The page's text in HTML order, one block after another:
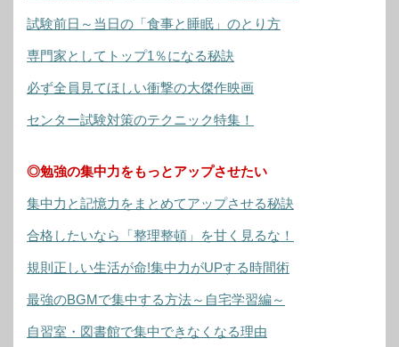
試験前日～当日の「食事と睡眠」のとり方
専門家としてトップ1％になる秘訣
必ず全員見てほしい衝撃の大傑作映画
センター試験対策のテクニック特集！
◎勉強の集中力をもっとアップさせたい
集中力と記憶力をまとめてアップさせる秘訣
合格したいなら「整理整頓」を甘く見るな！
規則正しい生活が命!集中力がUPする時間術
最強のBGMで集中する方法～自宅学習編～
自習室・図書館で集中できなくなる理由